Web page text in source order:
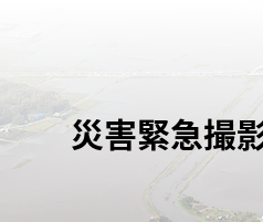
災害緊急撮